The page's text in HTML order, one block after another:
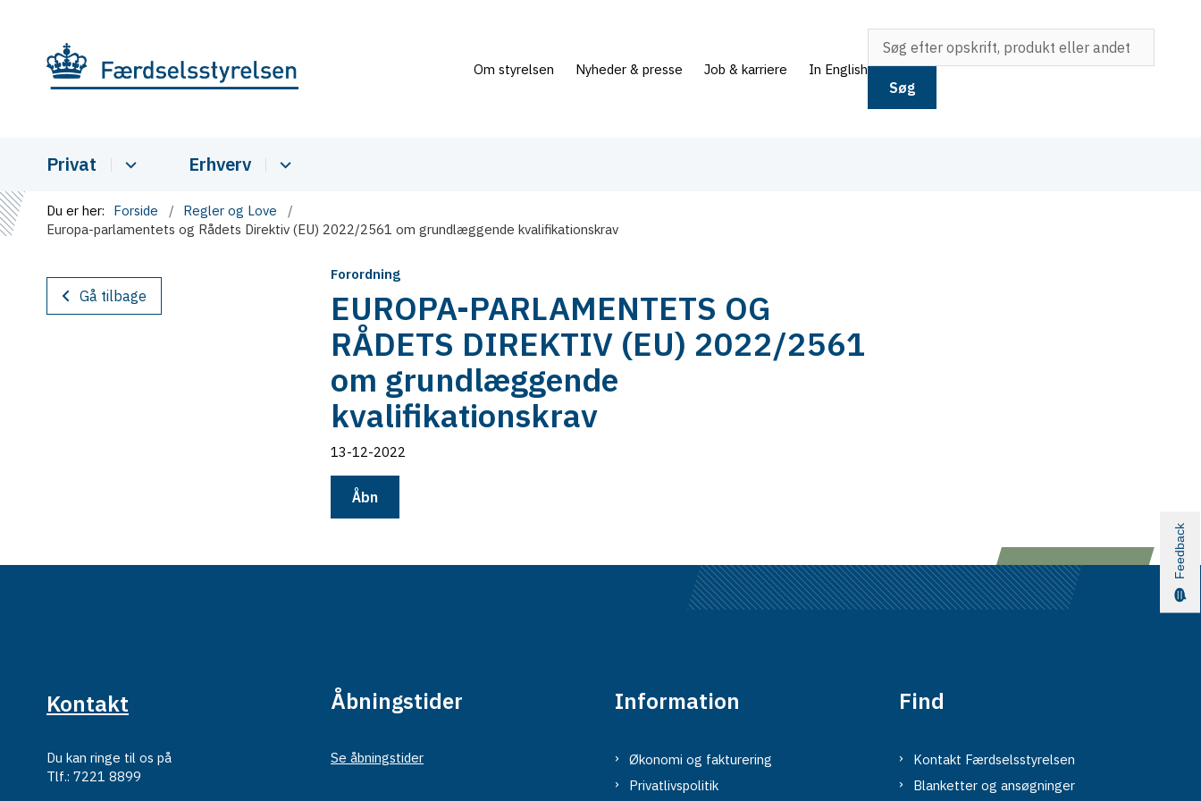
Om styrelsen Nyheder & presse Job & karriere In English
Søg
Privat Erhverv
Du er her: Forside
Regler og Love
Europa-parlamentets og Rådets Direktiv (EU) 2022/2561 om grundlæggende kvalifikationskrav
Gå tilbage
Forordning
EUROPA-PARLAMENTETS OG
RÅDETS DIREKTIV (EU) 2022/2561
om grundlæggende
kvalifikationskrav
13-12-2022
Åbn
Kontakt Åbningstider Information Find
Du kan ringe til os på
Tlf.: 7221 8899
Se åbningstider
Økonomi og fakturering
Privatlivspolitik
Kontakt Færdselsstyrelsen
Blanketter og ansøgninger
Feedback